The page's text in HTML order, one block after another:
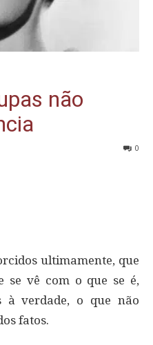
não
0
ultimamente, que
se vê com o que se é,
à verdade, o que não
fatos.